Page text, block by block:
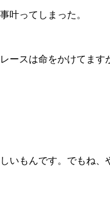
叶ってしまった。
ースは命をかけてま
もんです。でもね、